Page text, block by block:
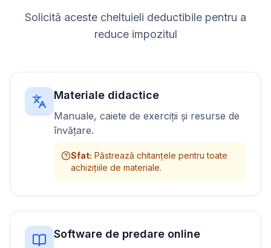
Solicită aceste cheltuieli deductibile pentru a
reduce impozitul
Materiale didactice
Manuale, caiete de exerciții și resurse de
învățare.
Sfat: Păstrează chitanțele pentru toate
achizițiile de materiale.
Software de predare online